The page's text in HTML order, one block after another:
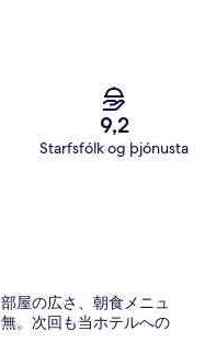
9,2
Starfsfólk og þjónusta
屋の広さ、朝食メニュ
。次回も当ホテルへの